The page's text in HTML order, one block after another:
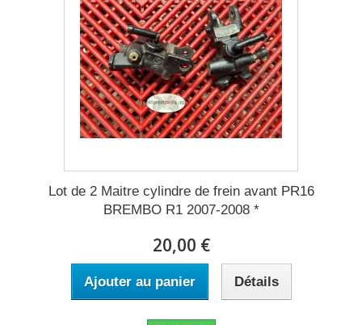
Lot de 2 Maitre cylindre de frein avant PR16
BREMBO R1 2007-2008 *
20,00 €
Ajouter au panier Détails